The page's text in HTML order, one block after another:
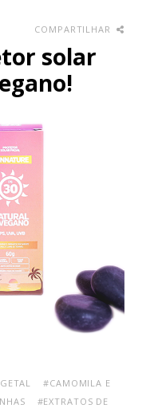
COMPARTILHAR
solar
#CAMOMILA E
#EXTRATOS DE